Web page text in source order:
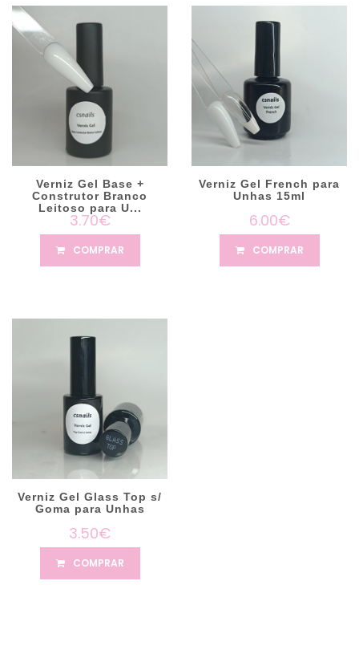
Verniz Gel Base +
Construtor Branco
Leitoso para U...
3.70€
COMPRAR
Verniz Gel French para
Unhas 15ml
6.00€
COMPRAR
Verniz Gel Glass Top s/
Goma para Unhas
3.50€
COMPRAR